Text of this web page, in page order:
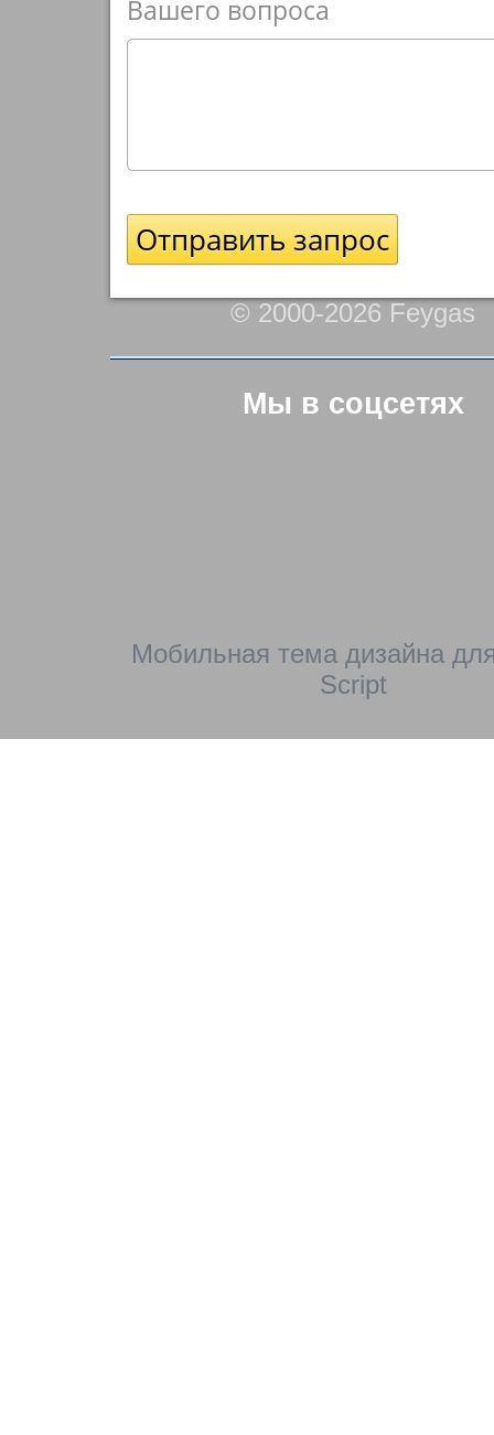
Вашего вопроса
© 2000-2026 Feygas
Мы в соцсетях
Мобильная тема дизайна
Script